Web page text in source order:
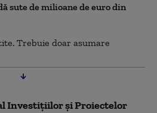
sute de milioane de euro din
Trebuie doar asumare
Investițiilor și Proiectelor